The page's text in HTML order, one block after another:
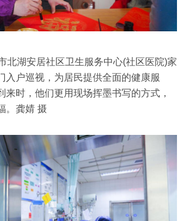
北湖安居社区卫生服务中心(社区医院)家
入户巡视，为居民提供全面的健康服
来时，他们更用现场挥墨书写的方式，
。龚婧 摄